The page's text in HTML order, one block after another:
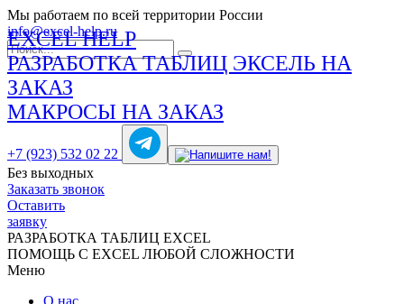
Мы работаем по всей территории России
info@excel-help.ru
EXCEL HELP
РАЗРАБОТКА ТАБЛИЦ ЭКСЕЛЬ НА
ЗАКАЗ
МАКРОСЫ НА ЗАКАЗ
+7 (923) 532 02 22
Без выходных
Заказать звонок
Оставить
заявку
РАЗРАБОТКА ТАБЛИЦ EXCEL
ПОМОЩЬ С EXCEL ЛЮБОЙ СЛОЖНОСТИ
Меню
О нас